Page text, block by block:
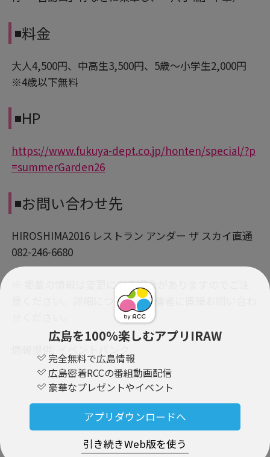
広島を100％楽しむアプリIRAW
完全無料で広島情報
広島密着RCCの番組動画配信
豪華なプレゼントやイベント
アプリダウンロードへ
引き続きWeb版を使う
◾️料金
大人4,500円、中高生3,500円、5歳～小学生2,000円
※4歳以下無料
◾️HP
https://www.fukuya-dept.co.jp/honten/special/?p
=summerGarden26
◾️お問い合わせ先
HIROSHIMA2016 レストラン アンダー ザ スカイ直通
082-246-6680
※ 掲載の情報は変更になる場合がありますのでご注
意ください。詳細については主催者に直接お問い合わ
PR